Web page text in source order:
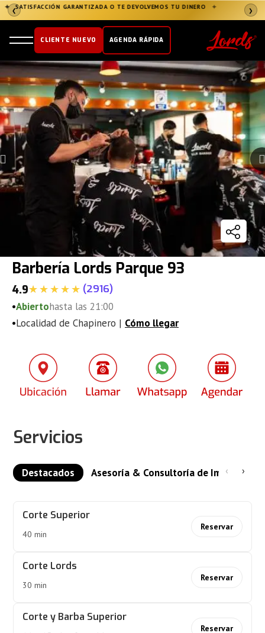
❮ ❯
✦ ÚNETE AL CLUB LORDS → ✦
CLIENTE NUEVO AGENDA RÁPIDA
Barbería Lords Parque 93
4.9 (2916)
•Abiertohasta las 21:00
•Localidad de Chapinero | Cómo llegar
Servicios
Destacados Asesoría & Consultoría de Imagen
‹ ›
Corte Superior
40 min
Reservar
Corte Lords
30 min
Reservar
Corte y Barba Superior
Reservar